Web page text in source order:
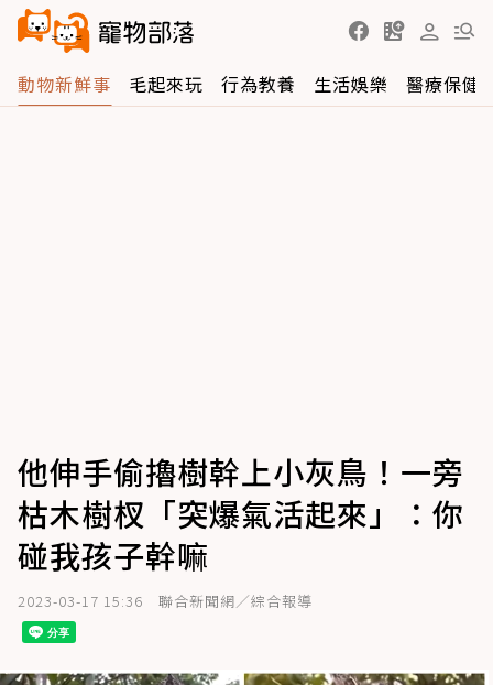
動物新鮮事 毛起來玩 行為教養 生活娛樂 醫療保健
他伸手偷擼樹幹上小灰鳥！一旁
枯木樹杈「突爆氣活起來」：你
碰我孩子幹嘛
2023-03-17 15:36 聯合新聞網／綜合報導